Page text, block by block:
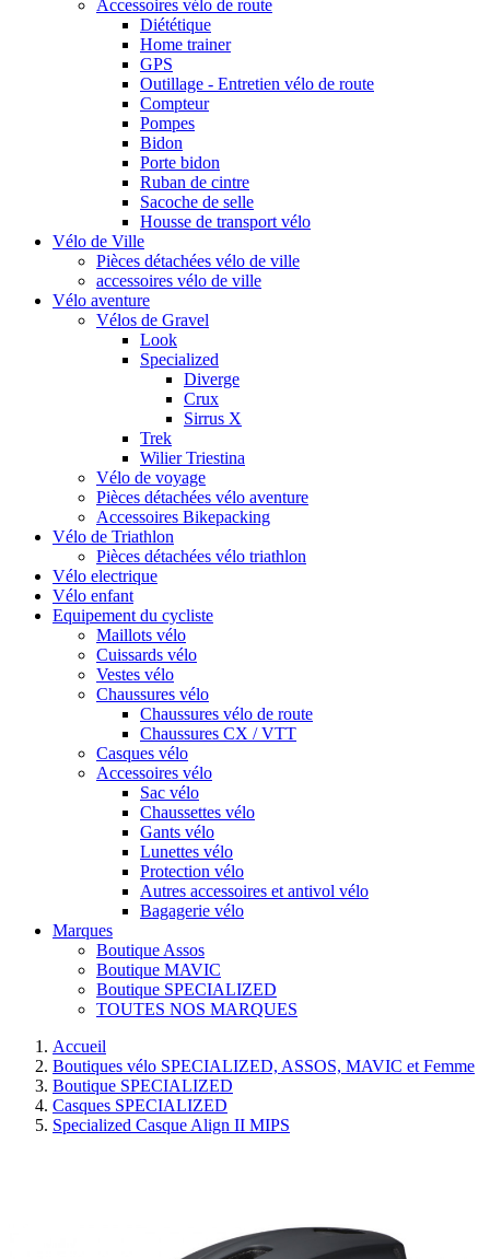
Accessoires vélo de route
Diététique
Home trainer
GPS
Outillage - Entretien vélo de route
Compteur
Pompes
Bidon
Porte bidon
Ruban de cintre
Sacoche de selle
Housse de transport vélo
Vélo de Ville
Pièces détachées vélo de ville
accessoires vélo de ville
Vélo aventure
Vélos de Gravel
Look
Specialized
Diverge
Crux
Sirrus X
Trek
Wilier Triestina
Vélo de voyage
Pièces détachées vélo aventure
Accessoires Bikepacking
Vélo de Triathlon
Pièces détachées vélo triathlon
Vélo electrique
Vélo enfant
Equipement du cycliste
Maillots vélo
Cuissards vélo
Vestes vélo
Chaussures vélo
Chaussures vélo de route
Chaussures CX / VTT
Casques vélo
Accessoires vélo
Sac vélo
Chaussettes vélo
Gants vélo
Lunettes vélo
Protection vélo
Autres accessoires et antivol vélo
Bagagerie vélo
Marques
Boutique Assos
Boutique MAVIC
Boutique SPECIALIZED
TOUTES NOS MARQUES
Accueil
Boutiques vélo SPECIALIZED, ASSOS, MAVIC et Femme
Boutique SPECIALIZED
Casques SPECIALIZED
Specialized Casque Align II MIPS